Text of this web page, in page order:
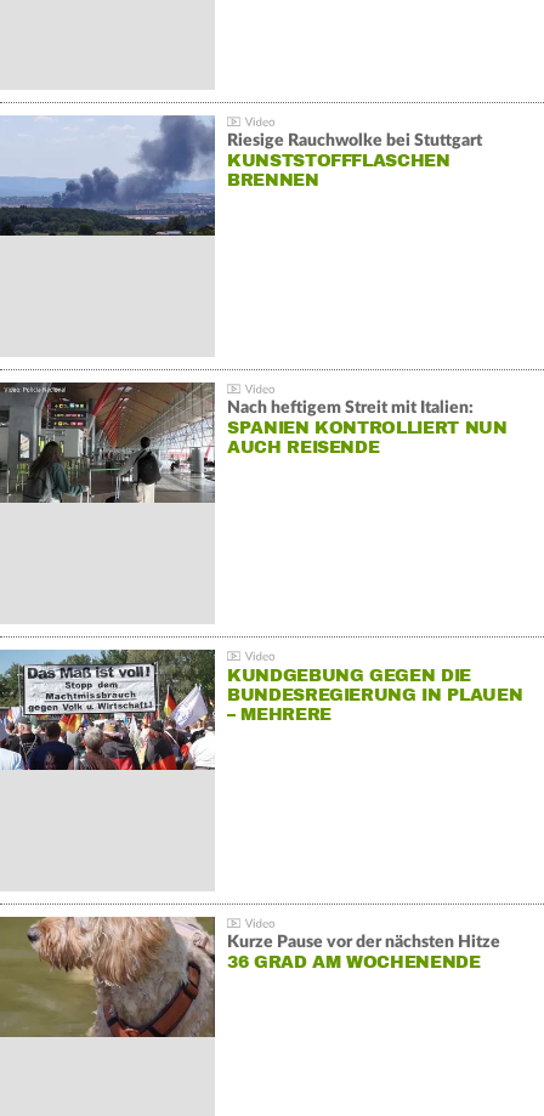
Riesige Rauchwolke bei Stuttgart
KUNSTSTOFFFLASCHEN
BRENNEN
Nach heftigem Streit mit Italien:
SPANIEN KONTROLLIERT NUN
AUCH REISENDE
KUNDGEBUNG GEGEN DIE
BUNDESREGIERUNG IN PLAUEN
– MEHRERE
Kurze Pause vor der nächsten Hitze
36 GRAD AM WOCHENENDE